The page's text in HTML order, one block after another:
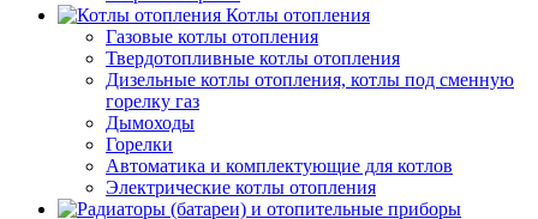
Котлы отопления
Газовые котлы отопления
Твердотопливные котлы отопления
Дизельные котлы отопления, котлы под сменную
горелку газ
Дымоходы
Горелки
Автоматика и комплектующие для котлов
Электрические котлы отопления